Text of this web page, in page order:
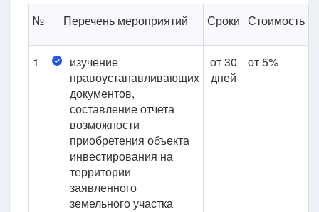
№ Перечень мероприятий Сроки Стоимость
1
изучение
правоустанавливающих
документов,
составление отчета
возможности
приобретения объекта
инвестирования на
территории
заявленного
земельного участка
от 30
дней
от 5%